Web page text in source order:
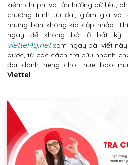
kiệm chi phí và tận hưởng dữ liệu,
chương trình ưu đãi, giảm giá và
nhưng bạn không kịp cập nhập.
ngay để không bỏ lỡ bất kỳ
viettel4g.netxem ngay bài viết
bước, từ các cách tra cứu nhanh
đãi dành riêng cho thuê bao
Viettel.